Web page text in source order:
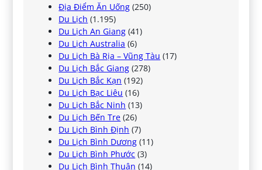
Địa Điểm Ăn Uống (250)
Du Lịch (1.195)
Du Lịch An Giang (41)
Du Lịch Australia (6)
Du Lịch Bà Rịa – Vũng Tàu (17)
Du Lịch Bắc Giang (278)
Du Lịch Bắc Kạn (192)
Du Lịch Bạc Liêu (16)
Du Lịch Bắc Ninh (13)
Du Lịch Bến Tre (26)
Du Lịch Bình Định (7)
Du Lịch Bình Dương (11)
Du Lịch Bình Phước (3)
Du Lịch Bình Thuận (14)